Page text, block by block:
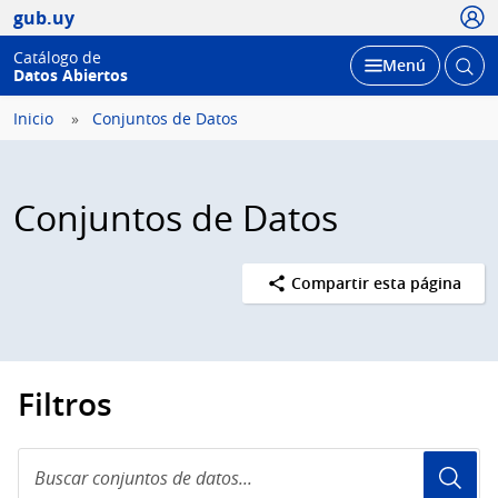
gub.uy
Catálogo de
Datos Abiertos
Desplegar
Menú Abrir
Inicio Conjuntos de Datos
Conjuntos de Datos
Compartir esta página
Filtros
conjuntos